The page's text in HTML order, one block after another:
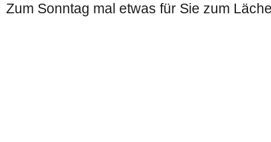
Zum Sonntag mal etwas für Sie zum